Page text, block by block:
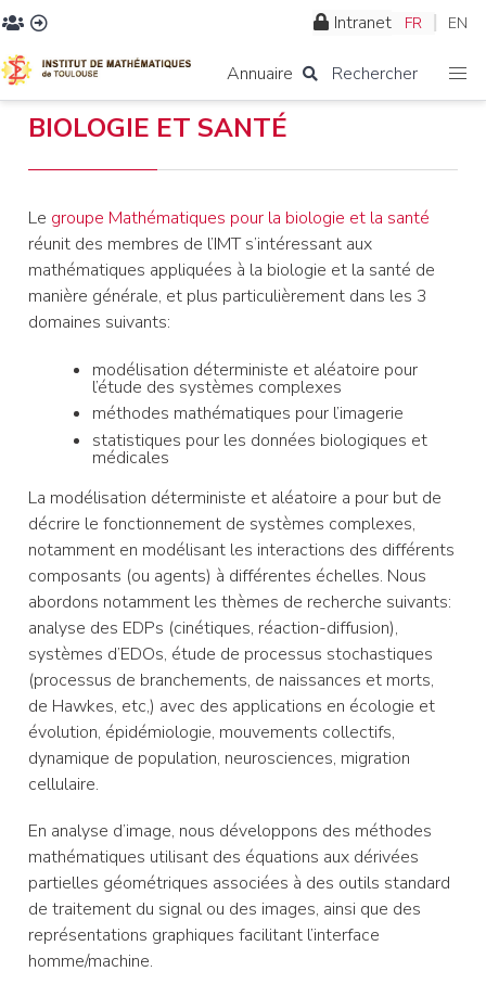
Intranet FR EN
Annuaire Rechercher
BIOLOGIE ET SANTÉ
Le groupe Mathématiques pour la biologie et la santé
réunit des membres de l’IMT s’intéressant aux
mathématiques appliquées à la biologie et la santé de
manière générale, et plus particulièrement dans les 3
domaines suivants:
modélisation déterministe et aléatoire pour
l’étude des systèmes complexes
méthodes mathématiques pour l’imagerie
statistiques pour les données biologiques et
médicales
La modélisation déterministe et aléatoire a pour but de
décrire le fonctionnement de systèmes complexes,
notamment en modélisant les interactions des différents
composants (ou agents) à différentes échelles. Nous
abordons notamment les thèmes de recherche suivants:
analyse des EDPs (cinétiques, réaction-diffusion),
systèmes d’EDOs, étude de processus stochastiques
(processus de branchements, de naissances et morts,
de Hawkes, etc,) avec des applications en écologie et
évolution, épidémiologie, mouvements collectifs,
dynamique de population, neurosciences, migration
cellulaire.
En analyse d’image, nous développons des méthodes
mathématiques utilisant des équations aux dérivées
partielles géométriques associées à des outils standard
de traitement du signal ou des images, ainsi que des
représentations graphiques facilitant l’interface
homme/machine.